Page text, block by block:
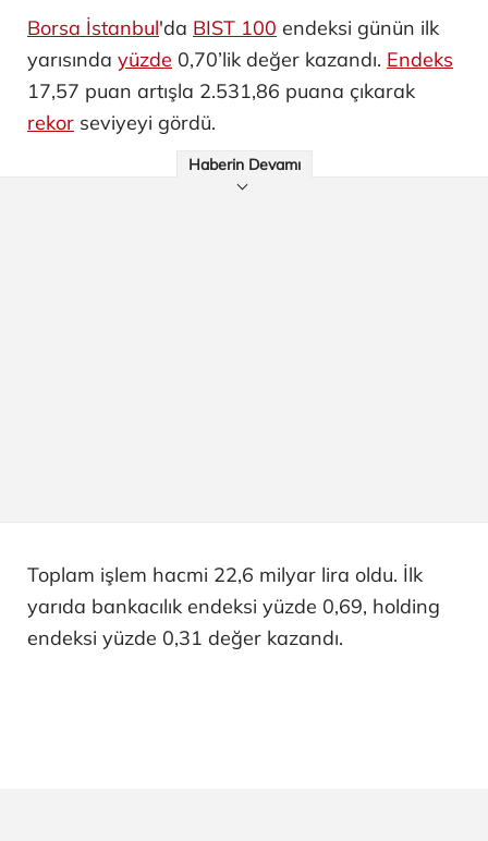
Borsa İstanbul'da BIST 100 endeksi günün ilk
yarısında yüzde 0,70’lik değer kazandı. Endeks
17,57 puan artışla 2.531,86 puana çıkarak
rekor seviyeyi gördü.
Haberin Devamı
Toplam işlem hacmi 22,6 milyar lira oldu. İlk
yarıda bankacılık endeksi yüzde 0,69, holding
endeksi yüzde 0,31 değer kazandı.